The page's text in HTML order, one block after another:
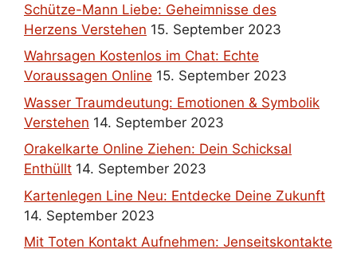
Schütze-Mann Liebe: Geheimnisse des
Herzens Verstehen 15. September 2023
Wahrsagen Kostenlos im Chat: Echte
Voraussagen Online 15. September 2023
Wasser Traumdeutung: Emotionen & Symbolik
Verstehen 14. September 2023
Orakelkarte Online Ziehen: Dein Schicksal
Enthüllt 14. September 2023
Kartenlegen Line Neu: Entdecke Deine Zukunft
14. September 2023
Mit Toten Kontakt Aufnehmen: Jenseitskontakte